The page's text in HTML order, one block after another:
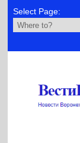
Select Page: